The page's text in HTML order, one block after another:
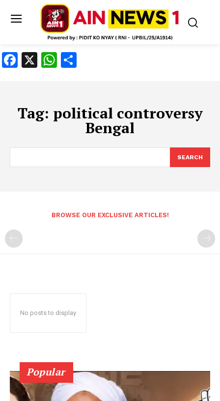
Facebook
X WhatsApp
Tag: political controversy
Bengal
SEARCH
BROWSE OUR EXCLUSIVE ARTICLES!
No posts to display
Popular